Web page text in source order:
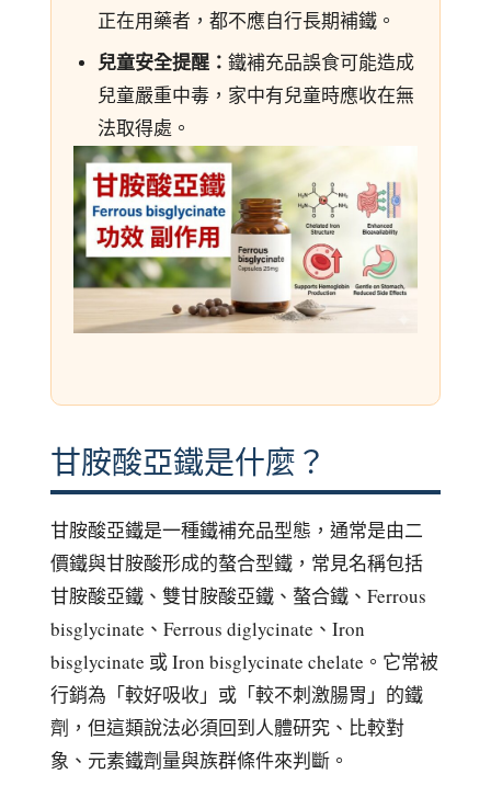
正在用藥者，都不應自行長期補鐵。
兒童安全提醒： 鐵補充品誤食可能造成
兒童嚴重中毒，家中有兒童時應收在無
法取得處。
甘胺酸亞鐵是什麼？
甘胺酸亞鐵是一種鐵補充品型態，通常是由二
價鐵與甘胺酸形成的螯合型鐵，常見名稱包括
甘胺酸亞鐵、雙甘胺酸亞鐵、螯合鐵、Ferrous
bisglycinate、Ferrous diglycinate、Iron
bisglycinate 或 Iron bisglycinate chelate。它常被
行銷為「較好吸收」或「較不刺激腸胃」的鐵
劑，但這類說法必須回到人體研究、比較對
象、元素鐵劑量與族群條件來判斷。